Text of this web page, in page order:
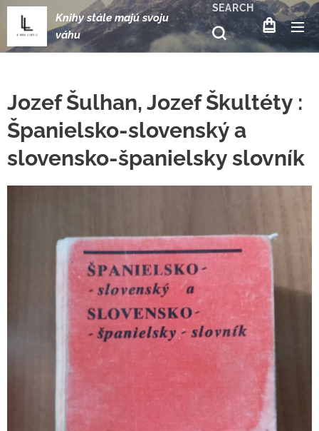
Knihy stále majú svoju
váhu
SEARCH
Jozef Šulhan, Jozef Škultéty :
Španielsko-slovenský a
slovensko-španielsky slovník